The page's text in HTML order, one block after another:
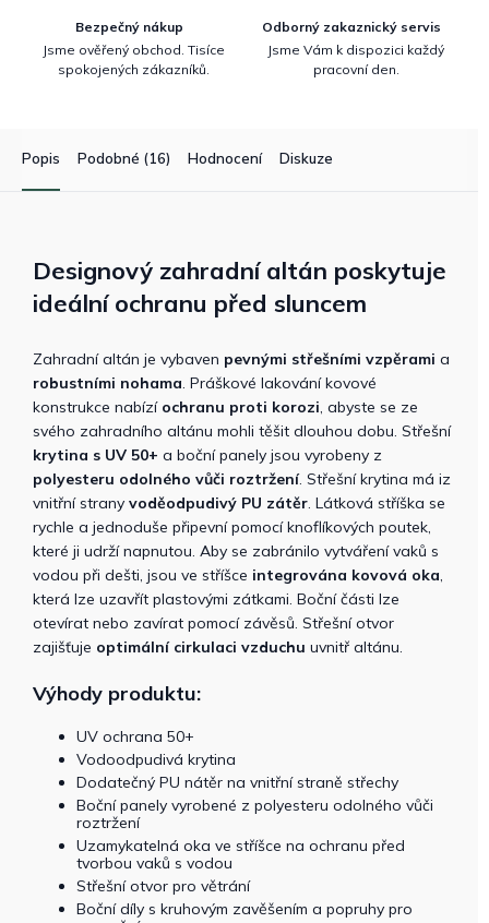
Bezpečný nákup
Jsme ověřený obchod. Tisíce
spokojených zákazníků.
Odborný zakaznický servis
Jsme Vám k dispozici každý
pracovní den.
Popis Podobné (16) Hodnocení Diskuze
Designový zahradní altán poskytuje
ideální ochranu před sluncem
Zahradní altán je vybaven pevnými střešními vzpěrami a
robustními nohama. Práškové lakování kovové
konstrukce nabízí ochranu proti korozi, abyste se ze
svého zahradního altánu mohli těšit dlouhou dobu. Střešní
krytina s UV 50+ a boční panely jsou vyrobeny z
polyesteru odolného vůči roztržení. Střešní krytina má iz
vnitřní strany voděodpudivý PU zátěr. Látková stříška se
rychle a jednoduše připevní pomocí knoflíkových poutek,
které ji udrží napnutou. Aby se zabránilo vytváření vaků s
vodou při dešti, jsou ve stříšce integrována kovová oka,
která lze uzavřít plastovými zátkami. Boční části lze
otevírat nebo zavírat pomocí závěsů. Střešní otvor
zajišťuje optimální cirkulaci vzduchu uvnitř altánu.
Výhody produktu:
UV ochrana 50+
Vodoodpudivá krytina
Dodatečný PU nátěr na vnitřní straně střechy
Boční panely vyrobené z polyesteru odolného vůči
roztržení
Uzamykatelná oka ve stříšce na ochranu před
tvorbou vaků s vodou
Střešní otvor pro větrání
Boční díly s kruhovým zavěšením a popruhy pro